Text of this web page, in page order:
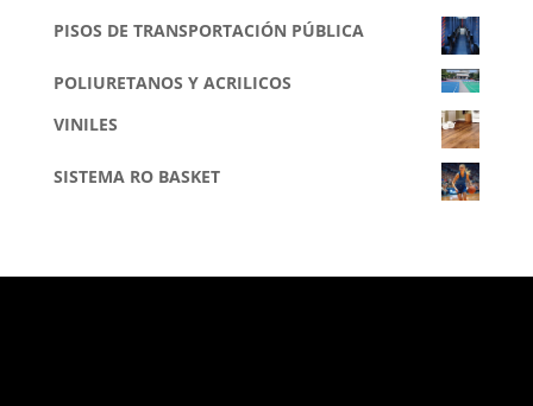
PISOS DE TRANSPORTACIÓN PÚBLICA
POLIURETANOS Y ACRILICOS
VINILES
SISTEMA RO BASKET